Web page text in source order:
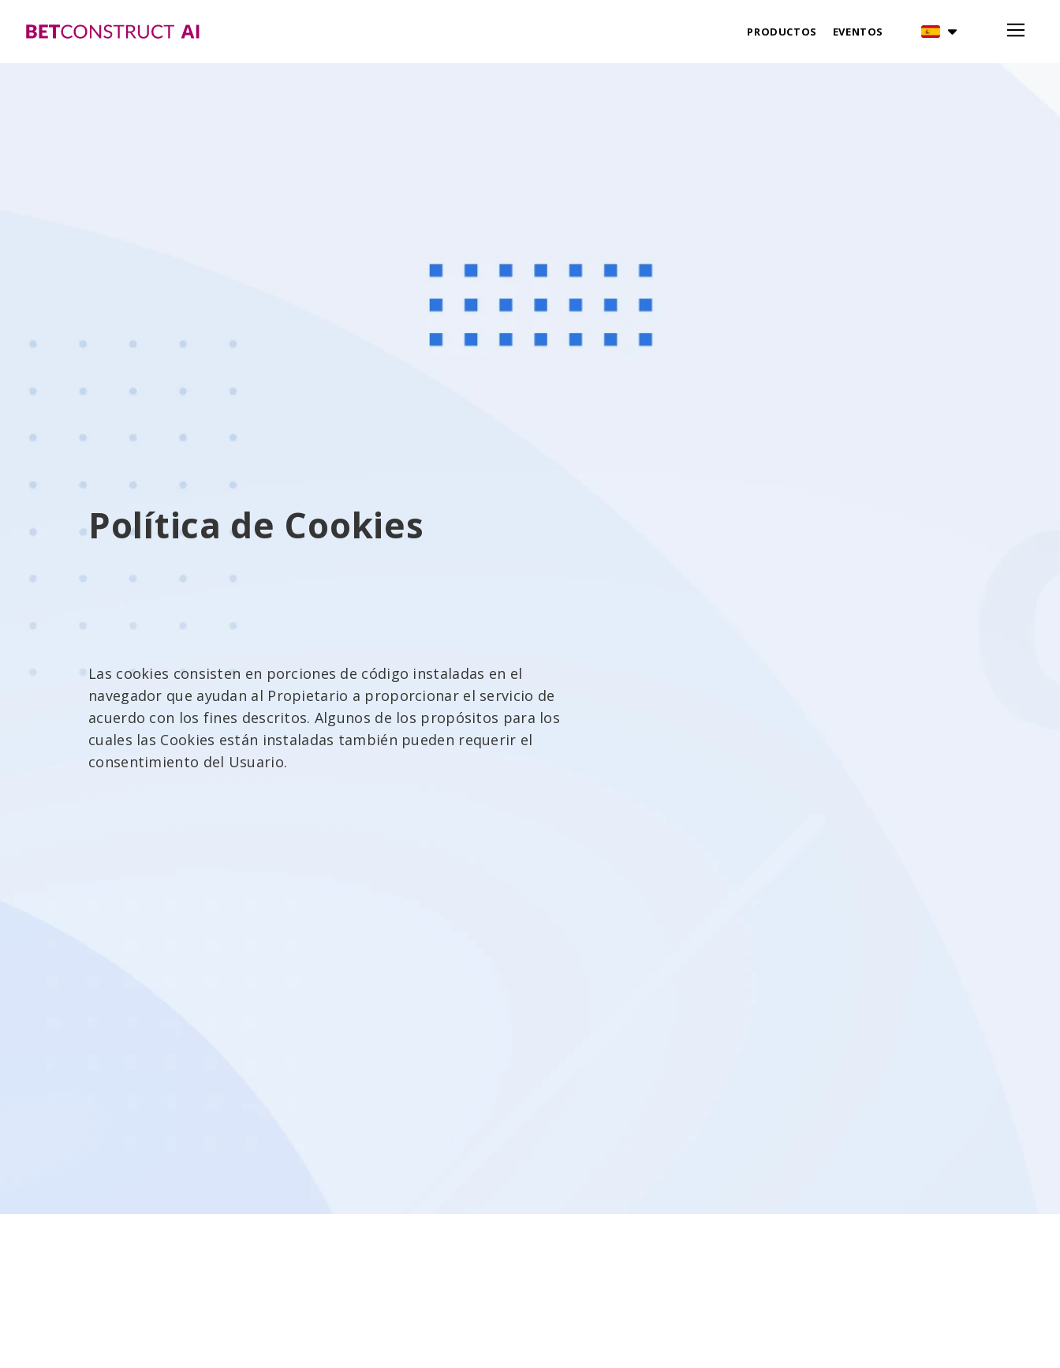
PRODUCTOS EVENTOS
Política de Cookies
Las cookies consisten en porciones de código instaladas en el
navegador que ayudan al Propietario a proporcionar el servicio de
acuerdo con los fines descritos. Algunos de los propósitos para los
cuales las Cookies están instaladas también pueden requerir el
consentimiento del Usuario.